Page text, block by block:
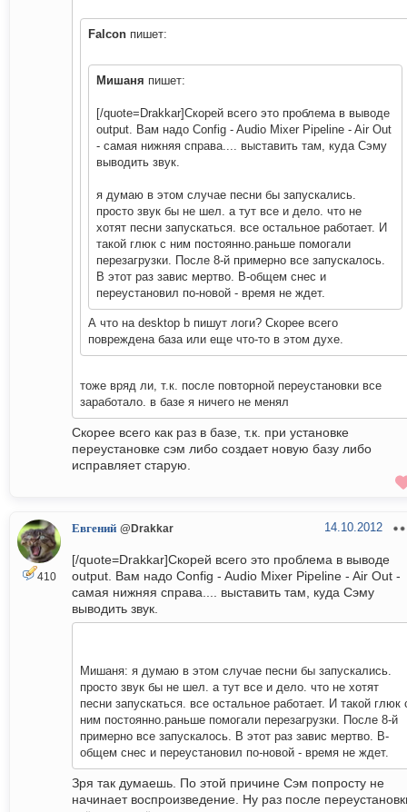
Falcon пишет:
Мишаня пишет:
[/quote=Drakkar]Скорей всего это проблема в выводе
output. Вам надо Config - Audio Mixer Pipeline - Air Out
- самая нижняя справа.... выставить там, куда Сэму
выводить звук.
я думаю в этом случае песни бы запускались.
просто звук бы не шел. а тут все и дело. что не
хотят песни запускаться. все остальное работает. И
такой глюк с ним постоянно.раньше помогали
перезагрузки. После 8-й примерно все запускалось.
В этот раз завис мертво. В-общем снес и
переустановил по-новой - время не ждет.
А что на desktop b пишут логи? Скорее всего
повреждена база или еще что-то в этом духе.
тоже вряд ли, т.к. после повторной переустановки все
заработало. в базе я ничего не менял
Скорее всего как раз в базе, т.к. при установке
переустановке сэм либо создает новую базу либо
исправляет старую.
410
Евгений @Drakkar 14.10.2012
[/quote=Drakkar]Скорей всего это проблема в выводе
output. Вам надо Config - Audio Mixer Pipeline - Air Out -
самая нижняя справа.... выставить там, куда Сэму
выводить звук.
Мишаня: я думаю в этом случае песни бы запускались.
просто звук бы не шел. а тут все и дело. что не хотят
песни запускаться. все остальное работает. И такой глюк
ним постоянно.раньше помогали перезагрузки. После 8-й
примерно все запускалось. В этот раз завис мертво. В-
общем снес и переустановил по-новой - время не ждет.
Зря так думаешь. По этой причине Сэм попросту не
начинает воспроизведение. Ну раз после